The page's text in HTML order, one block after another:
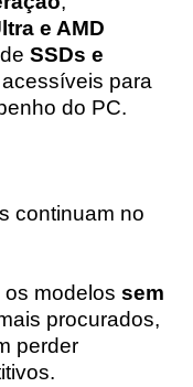
e AMD
SSDs e
para
do PC.
continuam no
modelos sem
procurados,
perder